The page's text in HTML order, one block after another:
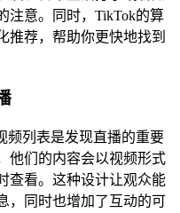
注意。同时，TikTok的算
推荐，帮助你更快地找到
频列表是发现直播的重要
他们的内容会以视频形式
查看。这种设计让观众能
，同时也增加了互动的可